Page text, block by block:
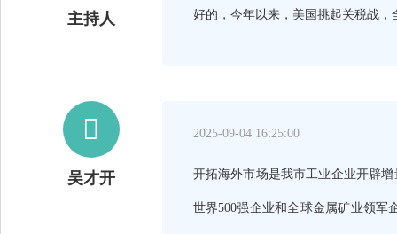
主持人 好的，今年以来，美国挑起关税战

吴才开
2025-09-04 16:25:00
开拓海外市场是我市工业企业开辟
世界500强企业和全球金属矿业领